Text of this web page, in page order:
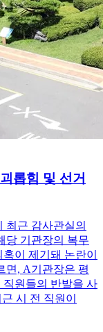
롭힘 및 선거
최근 감사관실의
당 기관장의 복무
이 제기돼 논란이
면, A기관장은 평
원들의 반발을 사
시 전 직원이